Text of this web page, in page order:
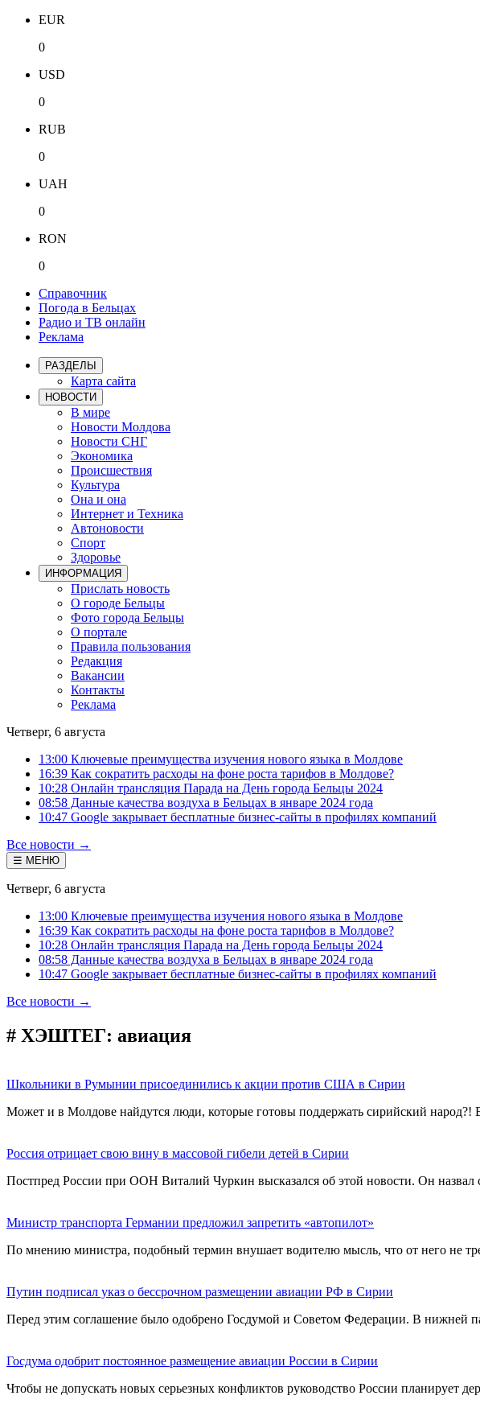
EUR
0
USD
0
RUB
0
UAH
0
RON
0
Справочник
Погода в Бельцах
Радио и ТВ онлайн
Реклама
РАЗДЕЛЫ
Карта сайта
НОВОСТИ
В мире
Новости Молдова
Новости СНГ
Экономика
Происшествия
Культура
Она и она
Интернет и Техника
Автоновости
Спорт
Здоровье
ИНФОРМАЦИЯ
Прислать новость
О городе Бельцы
Фото города Бельцы
О портале
Правила пользования
Редакция
Вакансии
Контакты
Реклама
Четверг, 6 августа
13:00 Ключевые преимущества изучения нового языка в Молдове
16:39 Как сократить расходы на фоне роста тарифов в Молдове?
10:28 Онлайн трансляция Парада на День города Бельцы 2024
08:58 Данные качества воздуха в Бельцах в январе 2024 года
10:47 Google закрывает бесплатные бизнес-сайты в профилях компаний
Все новости →
☰ МЕНЮ
Четверг, 6 августа
13:00 Ключевые преимущества изучения нового языка в Молдове
16:39 Как сократить расходы на фоне роста тарифов в Молдове?
10:28 Онлайн трансляция Парада на День города Бельцы 2024
08:58 Данные качества воздуха в Бельцах в январе 2024 года
10:47 Google закрывает бесплатные бизнес-сайты в профилях компаний
Все новости →
# ХЭШТЕГ: авиация
Школьники в Румынии присоединились к акции против США в Сирии
Может и в Молдове найдутся люди, которые готовы поддержать сирийский
Россия отрицает свою вину в массовой гибели детей в Сирии
Постпред России при ООН Виталий Чуркин высказался об этой новости. Он
Министр транспорта Германии предложил запретить «автопилот»
По мнению министра, подобный термин внушает водителю мысль, что от него не
Путин подписал указ о бессрочном размещении авиации РФ в Сирии
Перед этим соглашение было одобрено Госдумой и Советом Федерации. В нижней
Госдума одобрит постоянное размещение авиации России в Сирии
Чтобы не допускать новых серьезных конфликтов руководство России планирует